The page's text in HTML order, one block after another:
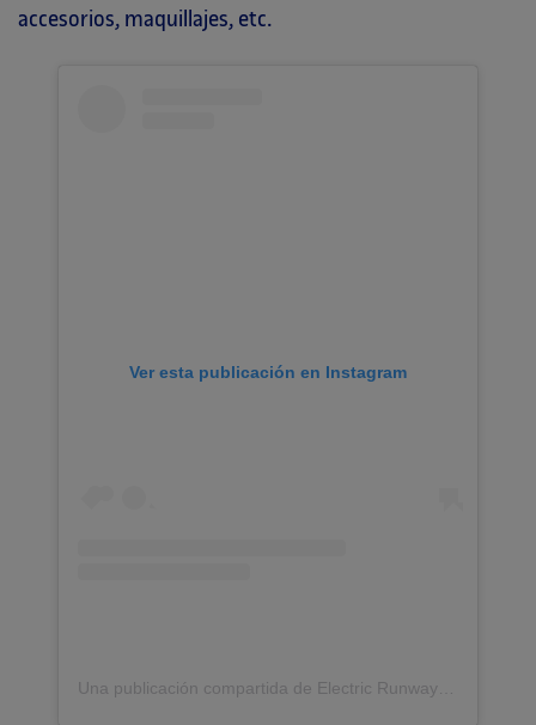
accesorios, maquillajes, etc.
Ver esta publicación en Instagram